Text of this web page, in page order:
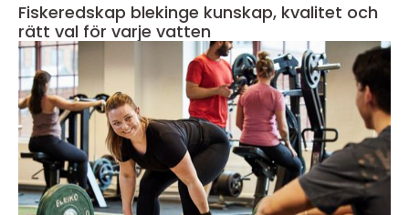
Fiskeredskap blekinge kunskap, kvalitet och
rätt val för varje vatten